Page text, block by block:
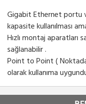
Gigabit Ethernet portu
kapasite kullanılması
Hızlı montaj aparatları
sağlanabilir .
Point to Point (
olarak kullanıma